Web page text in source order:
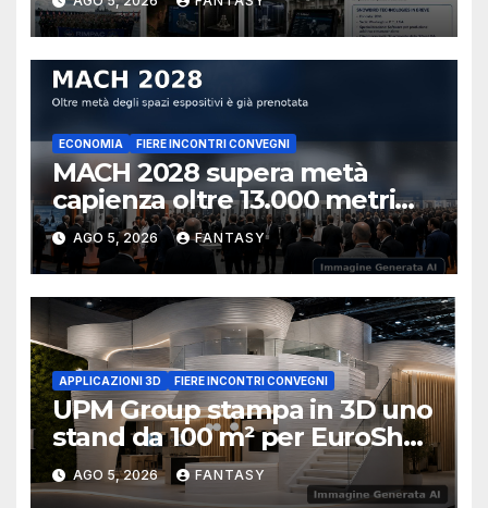
ECONOMIA FIERE INCONTRI CONVEGNI
MACH 2028 supera metà
capienza oltre 13.000 metri
quadrati già prenotati
AGO 5, 2026 FANTASY
APPLICAZIONI 3D FIERE INCONTRI CONVEGNI
UPM Group stampa in 3D uno
stand da 100 m² per EuroShop
2026
AGO 5, 2026 FANTASY